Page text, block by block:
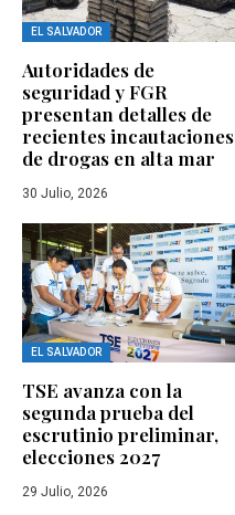
EL SALVADOR
Autoridades de
seguridad y FGR
presentan detalles de
recientes incautaciones
de drogas en alta mar
30 Julio, 2026
EL SALVADOR
TSE avanza con la
segunda prueba del
escrutinio preliminar,
elecciones 2027
29 Julio, 2026